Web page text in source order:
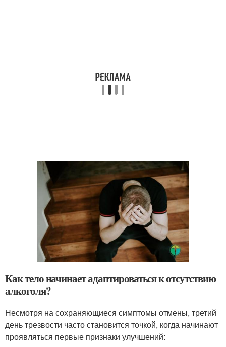
Как тело начинает адаптироваться к отсутствию
алкоголя?
Несмотря на сохраняющиеся симптомы отмены, третий
день трезвости часто становится точкой, когда начинают
проявляться первые признаки улучшений: